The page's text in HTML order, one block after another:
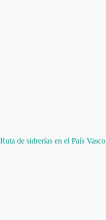
Ruta de sidrerías en el País Vasco